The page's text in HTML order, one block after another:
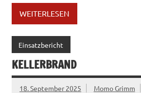
WEITERLESEN
Einsatzbericht
KELLERBRAND
18. September 2025 Momo Grimm